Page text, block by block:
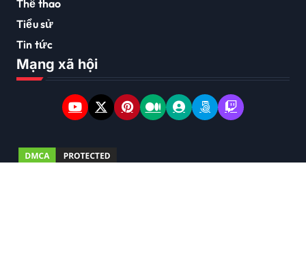
Thể thao
Tiểu sử
Tin tức
Mạng xã hội